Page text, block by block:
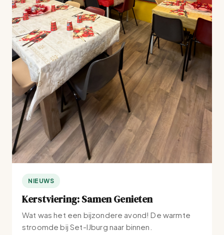
NIEUWS
Kerstviering: Samen Genieten
Wat was het een bijzondere avond! De warmte
stroomde bij Set-IJburg naar binnen.